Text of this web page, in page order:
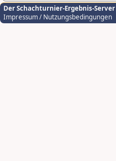
Der Schachturnier-Ergebnis-Server
Impressum / Nutzungsbedingungen